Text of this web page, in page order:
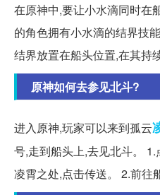
在原神中,要让小水滴同时在
的角色拥有小水滴的结界技
结界放置在船头位置,在其持
原神如何去参见北斗?
进入原神,玩家可以来到孤云
号,走到船头上,去见北斗。
凌霄之处,点击传送。 2.前往